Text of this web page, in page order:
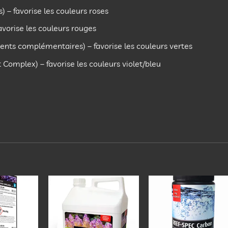
– favorise les couleurs roses
les couleurs rouges
complémentaires) – favorise les couleurs vertes
– favorise les couleurs violet/bleu
Ajouter
liste
d’envies
Ajouter
à la
liste
d’envies
Ajouter
d’envies